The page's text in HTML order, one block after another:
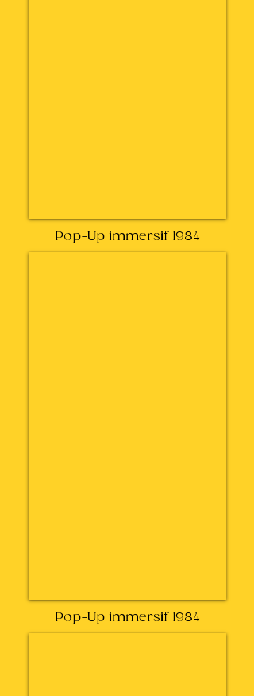
Pop-Up immersif 1984
Pop-Up immersif 1984